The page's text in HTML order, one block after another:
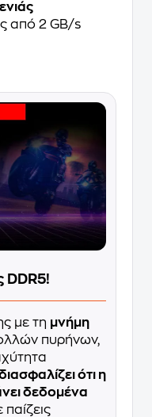
από 2 GB/s
DDR5!
με τη μνήμη
πυρήνων,
ότι η
δεδομένα
παίζεις